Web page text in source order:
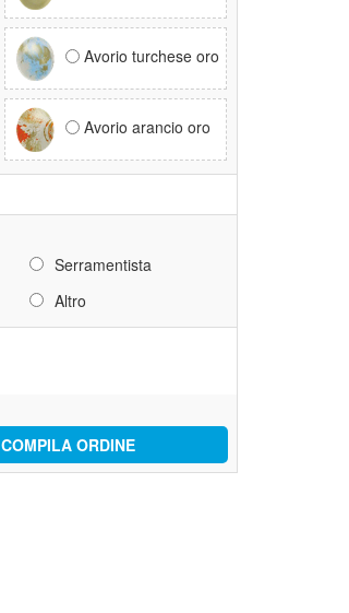
Avorio turchese oro
Avorio arancio oro
Serramentista
Altro
COMPILA ORDINE